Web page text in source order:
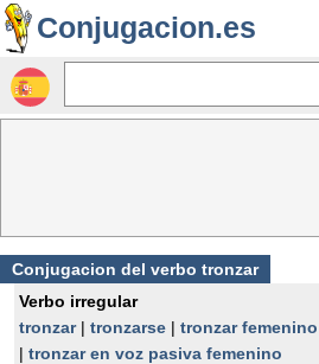
Conjugacion.es
Conjugacion del verbo tronzar
Verbo irregular
tronzar| tronzarse | tronzar femenino
| tronzar en voz pasiva femenino